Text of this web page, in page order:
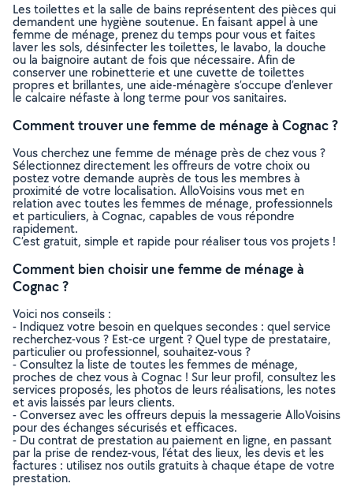
Les toilettes et la salle de bains représentent des pièces qui
demandent une hygiène soutenue. En faisant appel à une
femme de ménage, prenez du temps pour vous et faites
laver les sols, désinfecter les toilettes, le lavabo, la douche
ou la baignoire autant de fois que nécessaire. Afin de
conserver une robinetterie et une cuvette de toilettes
propres et brillantes, une aide-ménagère s’occupe d’enlever
le calcaire néfaste à long terme pour vos sanitaires.
Comment trouver une femme de ménage à Cognac ?
Vous cherchez une femme de ménage près de chez vous ?
Sélectionnez directement les offreurs de votre choix ou
postez votre demande auprès de tous les membres à
proximité de votre localisation. AlloVoisins vous met en
relation avec toutes les femmes de ménage, professionnels
et particuliers, à Cognac, capables de vous répondre
rapidement.
C’est gratuit, simple et rapide pour réaliser tous vos projets !
Comment bien choisir une femme de ménage à
Cognac ?
Voici nos conseils :
- Indiquez votre besoin en quelques secondes : quel service
recherchez-vous ? Est-ce urgent ? Quel type de prestataire,
particulier ou professionnel, souhaitez-vous ?
- Consultez la liste de toutes les femmes de ménage,
proches de chez vous à Cognac ! Sur leur profil, consultez les
services proposés, les photos de leurs réalisations, les notes
et avis laissés par leurs clients.
- Conversez avec les offreurs depuis la messagerie AlloVoisins
pour des échanges sécurisés et efficaces.
- Du contrat de prestation au paiement en ligne, en passant
par la prise de rendez-vous, l’état des lieux, les devis et les
factures : utilisez nos outils gratuits à chaque étape de votre
prestation.